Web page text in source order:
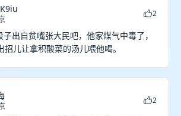
2
出自贫嘴张大民吧，他家煤气中毒了，
招儿让拿积酸菜的汤儿喂他喝。
2